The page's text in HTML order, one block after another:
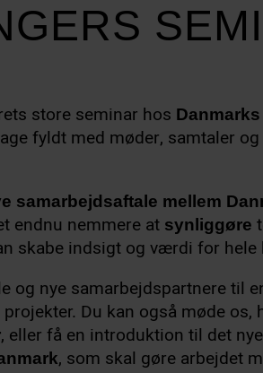
store seminar hos
fyldt med møder, samtaler
samarbejdsaftale mellem
endnu nemmere at synliggøre
skabe indsigt og værdi for hele
og nye samarbejdspartnere til
Du kan også møde os,
, eller få en introduktion til det nye
, som skal gøre arbejdet